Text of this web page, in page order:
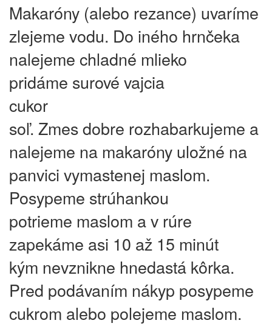
Makaróny (alebo rezance) uvaríme
zlejeme vodu. Do iného hrnčeka
nalejeme chladné mlieko
pridáme surové vajcia
cukor
soľ. Zmes dobre rozhabarkujeme a
nalejeme na makaróny uložné na
panvici vymastenej maslom.
Posypeme strúhankou
potrieme maslom a v rúre
zapekáme asi 10 až 15 minút
kým nevznikne hnedastá kôrka.
Pred podávaním nákyp posypeme
cukrom alebo polejeme maslom.